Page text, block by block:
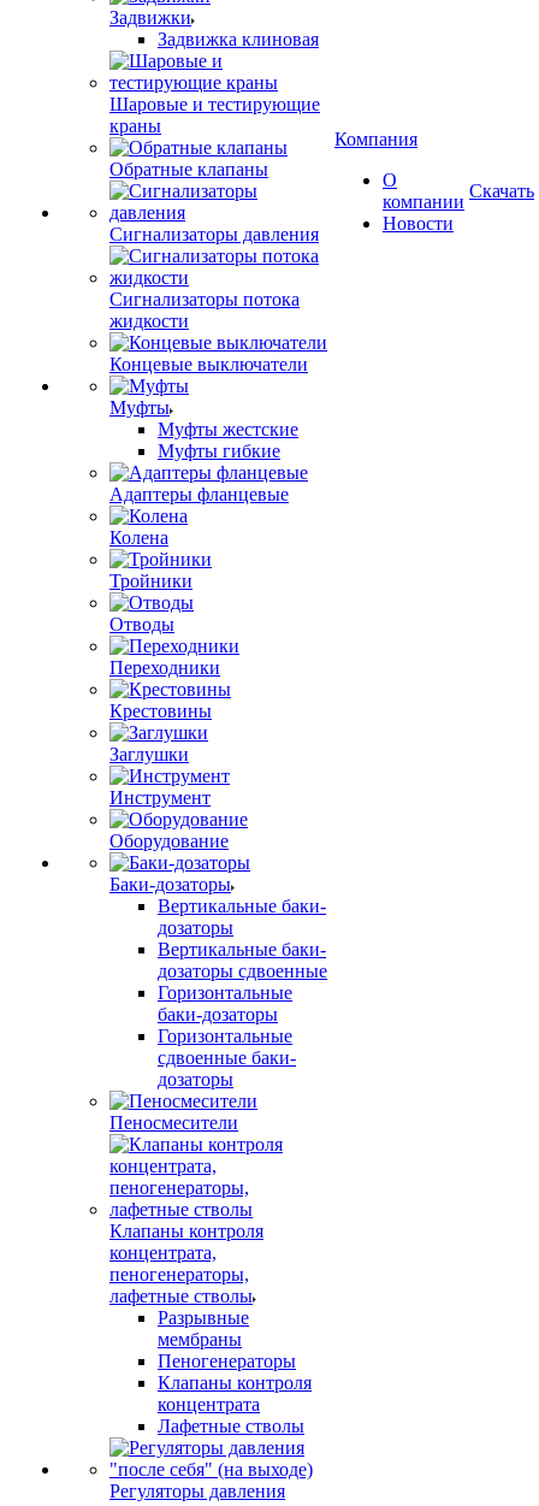
Задвижки
Задвижка клиновая
Шаровые и тестирующие
краны
Обратные клапаны
Сигнализаторы давления
Сигнализаторы потока
жидкости
Концевые выключатели
Муфты
Муфты жестские
Муфты гибкие
Адаптеры фланцевые
Колена
Тройники
Отводы
Переходники
Крестовины
Заглушки
Инструмент
Оборудование
Баки-дозаторы
Вертикальные баки-
дозаторы
Вертикальные баки-
дозаторы сдвоенные
Горизонтальные
баки-дозаторы
Горизонтальные
сдвоенные баки-
дозаторы
Пеносмесители
Клапаны контроля
концентрата,
пеногенераторы,
лафетные стволы
Разрывные
мембраны
Пеногенераторы
Клапаны контроля
концентрата
Лафетные стволы
Регуляторы давления
Компания
О
компании
Новости
Скачать